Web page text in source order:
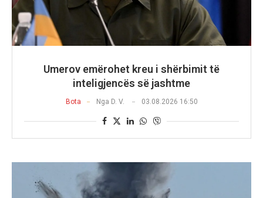
Umerov emërohet kreu i shërbimit të
inteligjencës së jashtme
Bota Nga D. V. 03.08.2026 16:50